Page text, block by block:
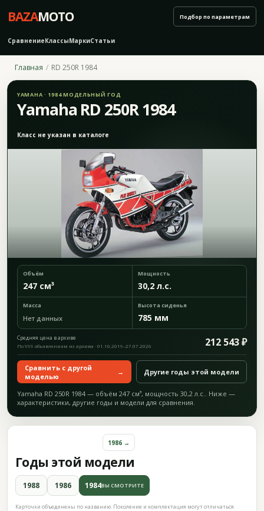
BAZAMOTO
СравнениеКлассыМаркиСтатьи
Подбор по параметрам
Главная RD 250R 1984
YAMAHA · 1984 МОДЕЛЬНЫЙ ГОД
Yamaha RD 250R 1984
Класс не указан в каталоге
Объём
247 см³
Мощность
30,2 л.с.
Масса
Нет данных
Высота сиденья
785 мм
Средняя цена в архиве 212 543 ₽
По 999 объявлениям из архива · 01.10.2019–27.07.2026
Сравнить с другой
моделью
→ Другие годы этой модели
Yamaha RD 250R 1984 — объём 247 см³, мощность 30,2 л.с.. Ниже —
характеристики, другие годы и модели для сравнения.
Годы этой модели
1986 →
1988 1986 1984ВЫ СМОТРИТЕ
Карточки объединены по названию. Поколение и комплектация могут отличаться.